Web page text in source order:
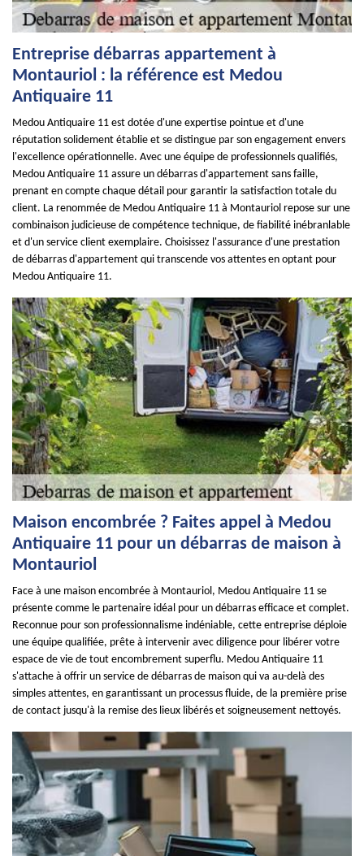
Entreprise débarras appartement à
Montauriol : la référence est Medou
Antiquaire 11
Medou Antiquaire 11 est dotée d'une expertise pointue et d'une
réputation solidement établie et se distingue par son engagement envers
l'excellence opérationnelle. Avec une équipe de professionnels qualifiés,
Medou Antiquaire 11 assure un débarras d'appartement sans faille,
prenant en compte chaque détail pour garantir la satisfaction totale du
client. La renommée de Medou Antiquaire 11 à Montauriol repose sur une
combinaison judicieuse de compétence technique, de fiabilité inébranlable
et d'un service client exemplaire. Choisissez l'assurance d'une prestation
de débarras d'appartement qui transcende vos attentes en optant pour
Medou Antiquaire 11.
Maison encombrée ? Faites appel à Medou
Antiquaire 11 pour un débarras de maison à
Montauriol
Face à une maison encombrée à Montauriol, Medou Antiquaire 11 se
présente comme le partenaire idéal pour un débarras efficace et complet.
Reconnue pour son professionnalisme indéniable, cette entreprise déploie
une équipe qualifiée, prête à intervenir avec diligence pour libérer votre
espace de vie de tout encombrement superflu. Medou Antiquaire 11
s'attache à offrir un service de débarras de maison qui va au-delà des
simples attentes, en garantissant un processus fluide, de la première prise
de contact jusqu'à la remise des lieux libérés et soigneusement nettoyés.